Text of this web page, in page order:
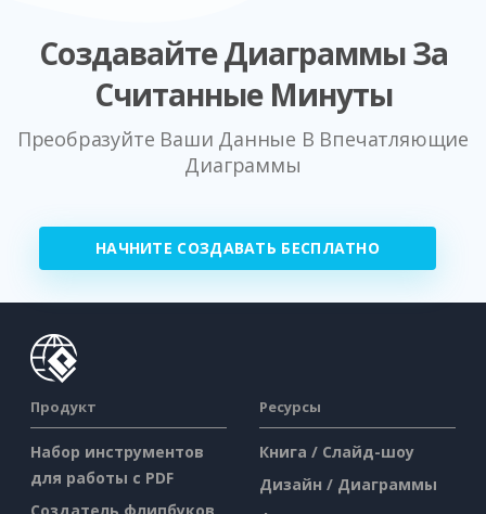
Создавайте Диаграммы За
Считанные Минуты
Преобразуйте Ваши Данные В Впечатляющие
Диаграммы
НАЧНИТЕ СОЗДАВАТЬ БЕСПЛАТНО
Продукт
Набор инструментов
для работы с PDF
Ресурсы
Книга / Слайд-шоу
Дизайн / Диаграммы